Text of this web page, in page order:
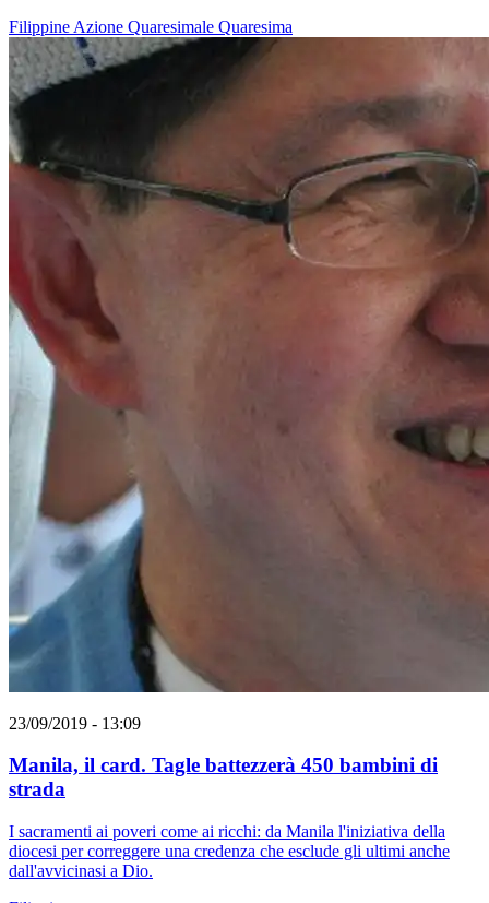
Filippine Azione Quaresimale Quaresima
23/09/2019 - 13:09
Manila, il card. Tagle battezzerà 450 bambini di
strada
I sacramenti ai poveri come ai ricchi: da Manila l'iniziativa della
diocesi per correggere una credenza che esclude gli ultimi anche
dall'avvicinasi a Dio.